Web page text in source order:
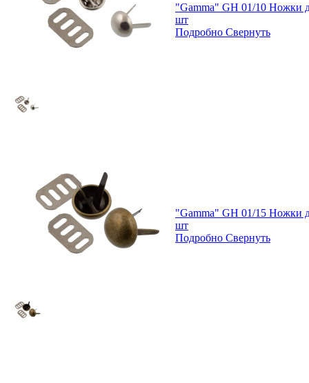
"Gamma" GH 01/10 Ножки
шт
Подробно Свернуть
"Gamma" GH 01/15 Ножки
шт
Подробно Свернуть